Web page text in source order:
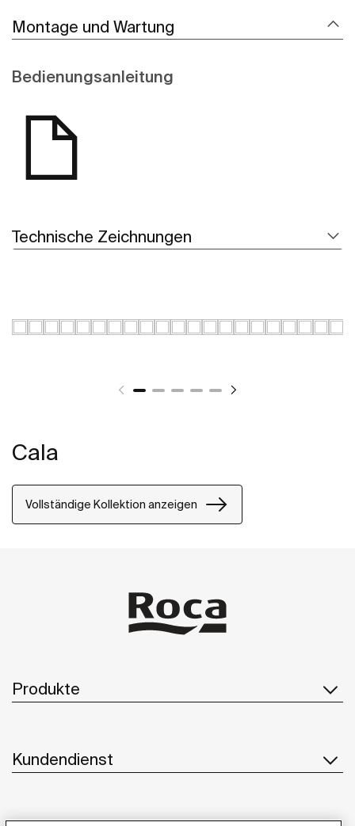
Montage und Wartung
Bedienungsanleitung
Technische Zeichnungen
Cala
Vollständige Kollektion anzeigen
Produkte
Kundendienst